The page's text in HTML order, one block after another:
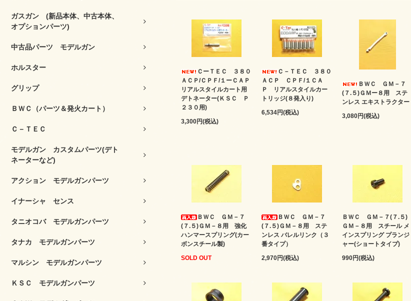
ガスガン (新品本体、中古本体、
オプションパーツ)
中古品パーツ モデルガン
ホルスター
グリップ
ＢＷＣ（パーツ＆発火カート）
Ｃ－ＴＥＣ
モデルガン カスタムパーツ(デト
ネーターなど)
アクション モデルガンパーツ
イナーシャ センス
タニオコバ モデルガンパーツ
タナカ モデルガンパーツ
マルシン モデルガンパーツ
ＫＳＣ モデルガンパーツ
ＣーＴＥＣ ３８０
ＡＣＰ/ＣＰＦ/１ーＣＡＰ
リアルスタイルカート用
デトネーター(ＫＳＣ Ｐ
２３０用)
3,300円(税込)
Ｃ－ＴＥＣ ３８０
ＡＣＰ ＣＰＦ/１ＣＡ
Ｐ リアルスタイルカー
トリッジ(８発入り)
6,534円(税込)
ＢＷＣ ＧＭ－７
(７.５)ＧＭー８用 ステ
ンレス エキストラクター
3,080円(税込)
ＢＷＣ ＧＭ－７
(７.５)ＧＭ－８用 強化
ハンマースプリング(カー
ボンスチール製)
SOLD OUT
ＢＷＣ ＧＭ－７
(７.５)ＧＭ－８用 ステ
ンレス バレルリンク（３
番タイプ）
2,970円(税込)
ＢＷＣ ＧＭ－７(７.５)
ＧＭ－８用 スチール メ
インスプリング プランジ
ャー(ショートタイプ)
990円(税込)